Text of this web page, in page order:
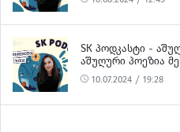
SK ᲞᲝᲓᲙᲐᲡᲢᲘ -
ᲐᲨᲣᲦᲣᲠᲘ ᲞᲝᲔᲖᲘᲐ
10.07.2024 / 19:28